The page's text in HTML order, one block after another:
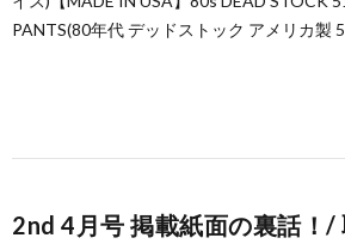
PANTS(80年代 デッドストック アメリカ製
2nd 4月号 掲載紙面の裏話！/